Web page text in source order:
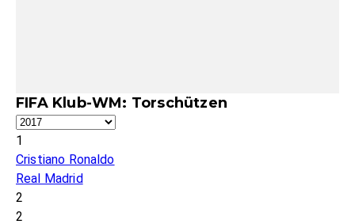
FIFA Klub-WM: Torschützen
1
Cristiano Ronaldo
Real Madrid
2
2